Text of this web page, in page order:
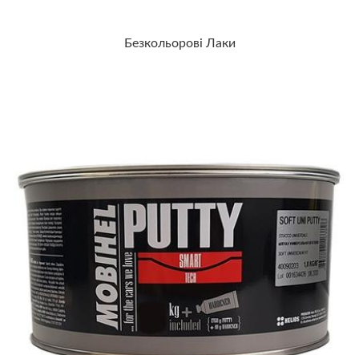
Безкольорові Лаки